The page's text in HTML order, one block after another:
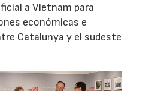
a Vietnam para
económicas e
Catalunya y el sudeste